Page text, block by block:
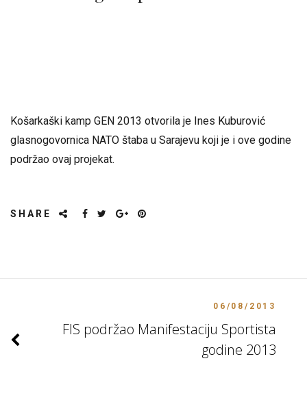
Košarkaški kamp GEN 2013 otvorila je Ines Kuburović
glasnogovornica NATO štaba u Sarajevu koji je i ove godine
podržao ovaj projekat.
SHARE
06/08/2013
FIS podržao Manifestaciju Sportista
godine 2013